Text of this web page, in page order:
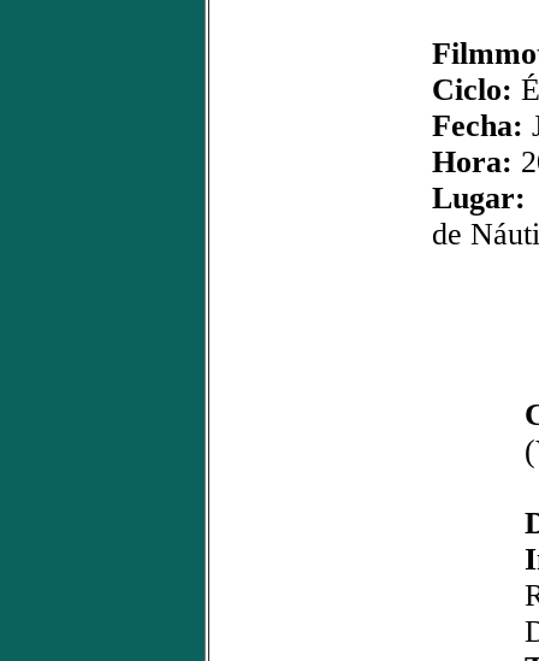
Ciclo:
Fecha:
Hora:
Lugar:
de